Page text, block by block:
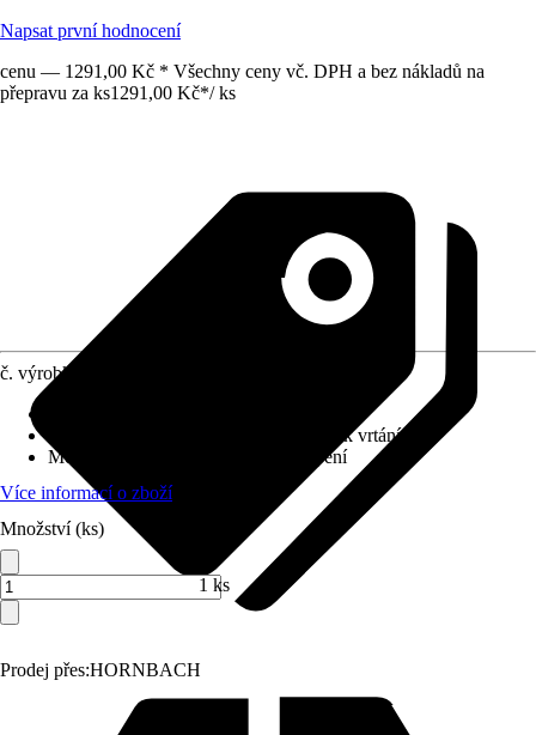
Napsat první hodnocení
cenu — 1291,00 Kč * Všechny ceny vč. DPH a bez nákladů na
přepravu za ks1291,00 Kč*/ ks
Prodej přes:HORNBACH
č. výrobku
Montážní materiál k vrtání
Možnost upevnění
Šroubování, Lepení
Více informací o zboží
Množství (ks)
1 ks